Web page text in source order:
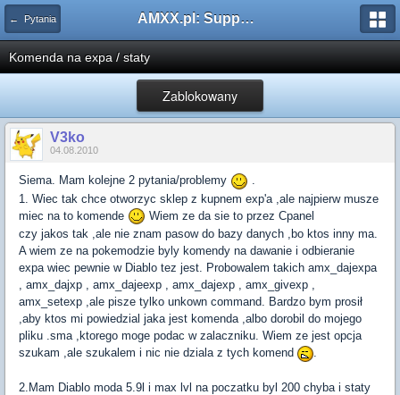
← Pytania AMXX.pl: Support AMX Mod X i SourceMod
Komenda na expa / staty
Zablokowany
V3ko
04.08.2010
Siema. Mam kolejne 2 pytania/problemy
.
1. Wiec tak chce otworzyc sklep z kupnem exp'a ,ale najpierw musze
miec na to komende
Wiem ze da sie to przez Cpanel
czy jakos tak ,ale nie znam pasow do bazy danych ,bo ktos inny ma.
A wiem ze na pokemodzie byly komendy na dawanie i odbieranie
expa wiec pewnie w Diablo tez jest. Probowalem takich amx_dajexpa
, amx_dajxp , amx_dajeexp , amx_dajexp , amx_givexp ,
amx_setexp ,ale pisze tylko unkown command. Bardzo bym prosił
,aby ktos mi powiedzial jaka jest komenda ,albo dorobil do mojego
pliku .sma ,ktorego moge podac w zalaczniku. Wiem ze jest opcja
szukam ,ale szukalem i nic nie dziala z tych komend
.
2.Mam Diablo moda 5.9l i max lvl na poczatku byl 200 chyba i staty